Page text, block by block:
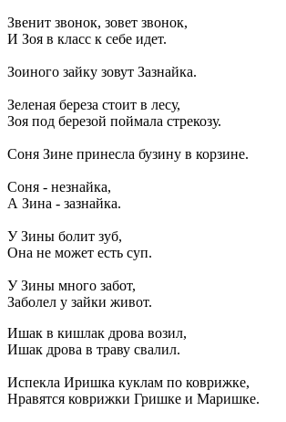
Звенит звонок, зовет звонок,
И Зоя в класс к себе идет.
Зоиного зайку зовут Зазнайка.
Зеленая береза стоит в лесу,
Зоя под березой поймала стрекозу.
Соня Зине принесла бузину в корзине.
Соня - незнайка,
А Зина - зазнайка.
У Зины болит зуб,
Она не может есть суп.
У Зины много забот,
Заболел у зайки живот.
Ишак в кишлак дрова возил,
Ишак дрова в траву свалил.
Испекла Иришка куклам по коврижке,
Нравятся коврижки Гришке и Маришке.